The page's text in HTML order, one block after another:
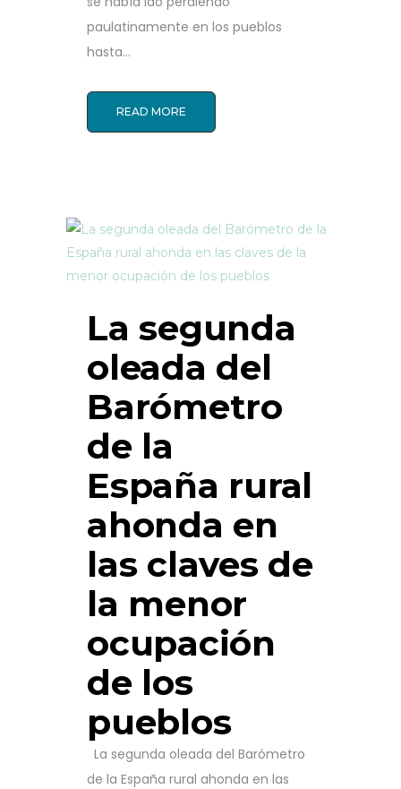
paulatinamente en los pueblos
hasta...
READ MORE
La segunda
oleada del
Barómetro
de la
España rural
ahonda en
las claves de
la menor
ocupación
de los
pueblos
La segunda oleada del Barómetro
de la España rural ahonda en las